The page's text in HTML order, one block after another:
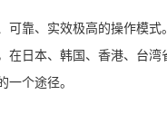
靠、实效极高的操作模
日本、韩国、香港、台
个途径。